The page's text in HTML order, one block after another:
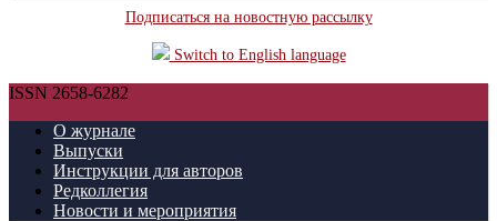
Подписаться на новостную рассылку
Switch to English language
ISSN 2658-6282
О журнале
Выпуски
Инструкции для авторов
Редколлегия
Новости и мероприятия